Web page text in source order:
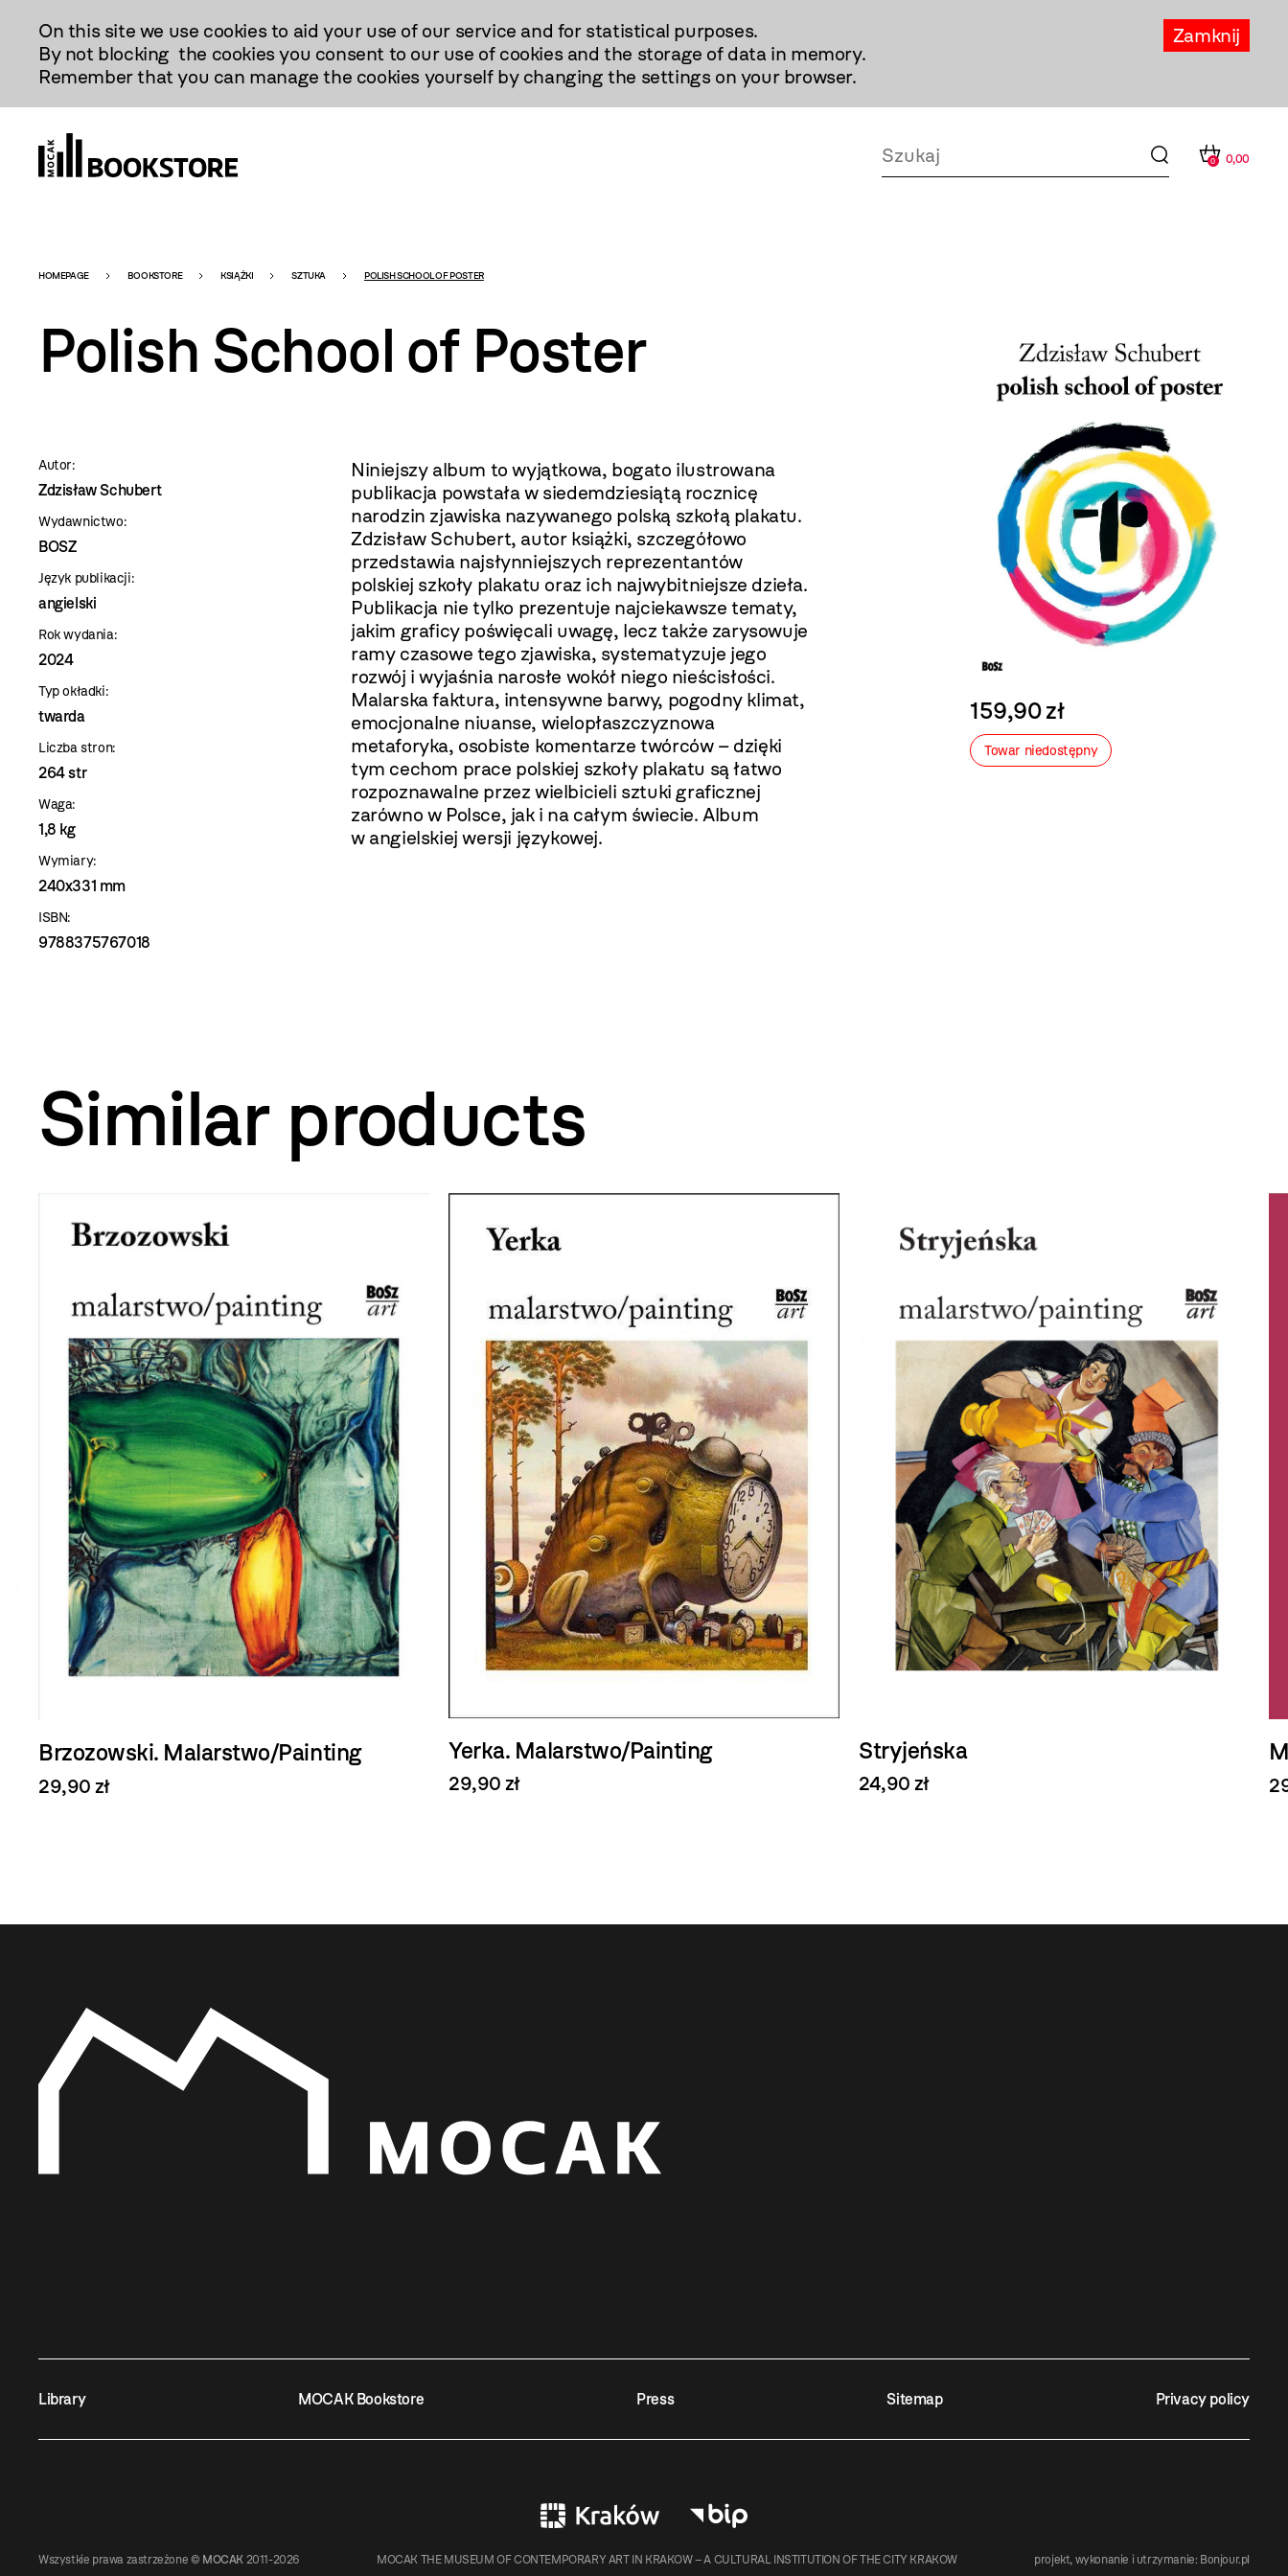
Treści
Zamknij
On this site we use cookies to aid your use of our service and for statistical purposes.
By not blocking the cookies you consent to our use of cookies and the storage of data in memory.
Remember that you can manage the cookies yourself by changing the settings on your browser.
0 0,00
Bookstore
-
szablon
szczegóły
HOMEPAGE BOOKSTORE KSIĄŻKI SZTUKA POLISH SCHOOL OF POSTER
Polish School of Poster
Autor:
Zdzisław Schubert
Wydawnictwo:
BOSZ
Język publikacji:
angielski
Rok wydania:
2024
Typ okładki:
twarda
Liczba stron:
264 str
Waga:
1,8 kg
Wymiary:
240x331 mm
ISBN:
9788375767018
Niniejszy album to wyjątkowa, bogato ilustrowana
publikacja powstała w siedemdziesiątą rocznicę
narodzin zjawiska nazywanego polską szkołą plakatu.
Zdzisław Schubert, autor książki, szczegółowo
przedstawia najsłynniejszych reprezentantów
polskiej szkoły plakatu oraz ich najwybitniejsze dzieła.
Publikacja nie tylko prezentuje najciekawsze tematy,
jakim graficy poświęcali uwagę, lecz także zarysowuje
ramy czasowe tego zjawiska, systematyzuje jego
rozwój i wyjaśnia narosłe wokół niego nieścisłości.
Malarska faktura, intensywne barwy, pogodny klimat,
emocjonalne niuanse, wielopłaszczyznowa
metaforyka, osobiste komentarze twórców – dzięki
tym cechom prace polskiej szkoły plakatu są łatwo
rozpoznawalne przez wielbicieli sztuki graficznej
zarówno w Polsce, jak i na całym świecie. Album
w angielskiej wersji językowej.
159,90 zł
Towar niedostępny
Similar products
Brzozowski. Malarstwo/Painting
29,90 zł
Yerka. Malarstwo/Painting
29,90 zł
Stryjeńska
24,90 zł
Library MOCAK Bookstore Press Sitemap Privacy policy
Wszystkie prawa zastrzeżone © MOCAK 2011-2026 MOCAK THE MUSEUM OF CONTEMPORARY ART IN KRAKOW – A CULTURAL INSTITUTION OF THE CITY KRAKOW projekt, wykonanie i utrzymanie: Bonjour.pl